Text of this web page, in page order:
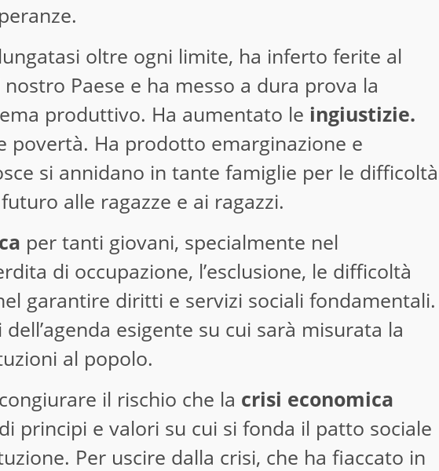
oltre ogni limite, ha inferto ferite al
Paese e ha messo a dura prova la
produttivo. Ha aumentato le ingiustizie.
povertà. Ha prodotto emarginazione e
si annidano in tante famiglie per le difficoltà
alle ragazze e ai ragazzi.
per tanti giovani, specialmente nel
di occupazione, l’esclusione, le difficoltà
garantire diritti e servizi sociali fondamentali.
esigente su cui sarà misurata la
al popolo.
il rischio che la crisi economica
principi e valori su cui si fonda il patto sociale
Per uscire dalla crisi, che ha fiaccato in